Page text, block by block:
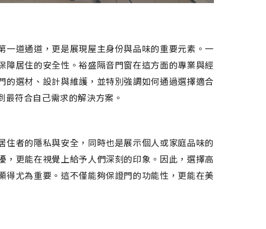
道通道，更是展現屋主身份與品味的重要元素。一
居住的安全性。裕盛隔音門窗在這方面的專業與經
選材、設計與維護，並特別強調如何通過選擇適合
符合自己需求的解決方案。
者的隱私與安全，同時也是展示個人或家庭品味的
更能在視覺上給予人們深刻的印象。因此，選擇高
尤為重要。這不僅能夠保證門的功能性，更能在美